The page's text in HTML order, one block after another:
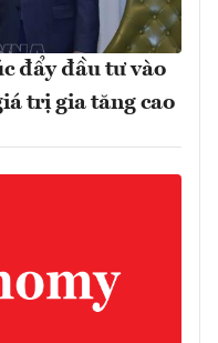
đẩy đầu tư vào
trị gia tăng cao